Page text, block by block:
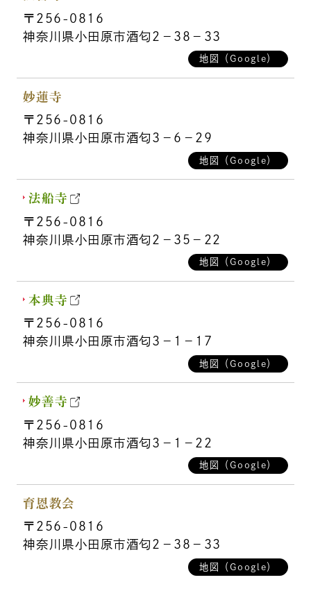
〒256-0816
神奈川県小田原市酒匂2－38－33
地図（Google）
妙蓮寺
〒256-0816
神奈川県小田原市酒匂3－6－29
地図（Google）
法船寺
〒256-0816
神奈川県小田原市酒匂2－35－22
地図（Google）
本典寺
〒256-0816
神奈川県小田原市酒匂3－1－17
地図（Google）
妙善寺
〒256-0816
神奈川県小田原市酒匂3－1－22
地図（Google）
育恩教会
〒256-0816
神奈川県小田原市酒匂2－38－33
地図（Google）